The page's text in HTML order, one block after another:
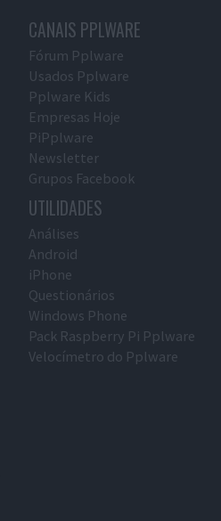
CANAIS PPLWARE
Fórum Pplware
Usados Pplware
Pplware Kids
Empresas Hoje
PiPplware
Newsletter
Grupos Facebook
UTILIDADES
Análises
Android
iPhone
Questionários
Windows Phone
Pack Raspberry Pi Pplware
Velocímetro do Pplware